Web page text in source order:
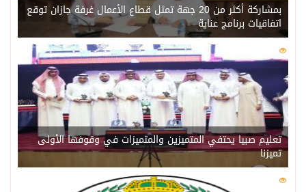
بمشاركة أكثر من 20 جهة تمثل قطاع الأعمال غرفة جازان توقع
اتفاقيات برنامج عناية
205
تعليم صبيا يحتفي المتميزين والمتميزات في وقوفها الأولى
تميزنا
202